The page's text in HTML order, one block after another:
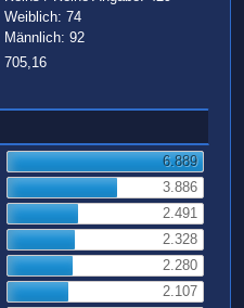
Weiblich: 74
Männlich: 92
705,16
6.889
3.886
2.491
2.328
2.280
2.107